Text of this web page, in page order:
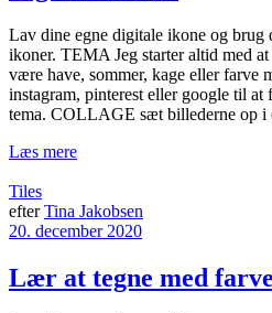
Lav dine egne digitale ikone og brug
ikoner. TEMA Jeg starter altid med
være have, sommer, kage eller
instagram, pinterest eller google til
tema. COLLAGE sæt billederne op
Læs mere
Tiles
efter Tina Jakobsen
20. december 2020
Lær at tegne med